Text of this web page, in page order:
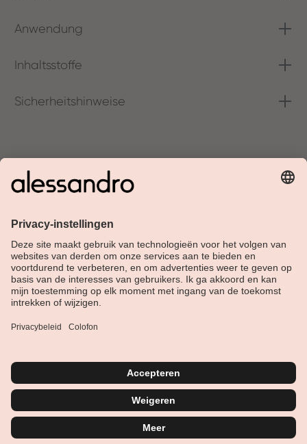
Anwendung
Inhaltsstoffe
Sicherheitshinweise
Over Alessandro
Shop
Nederlands